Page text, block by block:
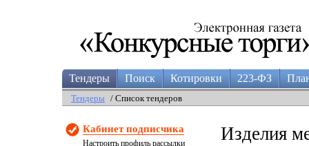
Тендеры Поиск Котировки 223-ФЗ
Тендеры / Список тендеров
Кабинет подписчика
Настроить профиль рассылки Изделия